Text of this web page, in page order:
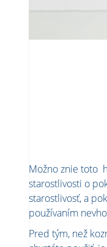
Možno znie toto
starostlivosti o
starostlivosť, a
používaním
Pred tým, než